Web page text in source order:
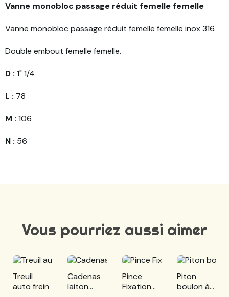
Vanne monobloc passage réduit femelle femelle
Vanne monobloc passage réduit femelle femelle inox 316.
Double embout femelle femelle.
D : 1" 1/4
L : 78
M : 106
N : 56
Vous pourriez aussi aimer
Treuil
auto frein
Cadenas
laiton
Pince
Fixation
Piton
boulon à